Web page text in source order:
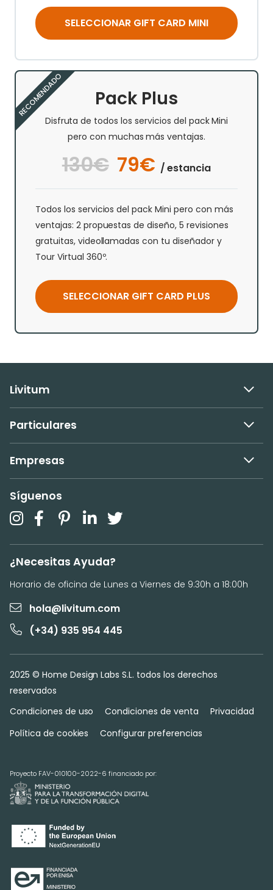
SELECCIONAR GIFT CARD MINI
RECOMENDADO Pack Plus
Disfruta de todos los servicios del pack Mini
pero con muchas más ventajas.
130€ 79€ / estancia
Todos los servicios del pack Mini pero con más
ventajas: 2 propuestas de diseño, 5 revisiones
gratuitas, videollamadas con tu diseñador y
Tour Virtual 360º.
SELECCIONAR GIFT CARD PLUS
Livitum
Particulares
Empresas
Síguenos
¿Necesitas Ayuda?
Horario de oficina de Lunes a Viernes de 9:30h a 18:00h
hola@livitum.com
(+34) 935 954 445
2025 © Home Design Labs S.L. todos los derechos
reservados
Condiciones de uso
Condiciones de venta
Privacidad
Política de cookies
Configurar preferencias
Proyecto FAV-010100-2022-6 financiado por: